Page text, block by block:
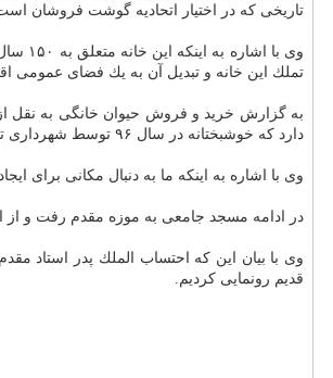
تاریخی كه در اختیار اتحادیه گوشت فروشان
وی
تملك این خانه و تبدیل آن به یك فضای عمومی
به گزارش خرید و فروش حیوان خانگی به نقل
دارد كه خوشبختانه در سال ۹۶ توسط شهرداری تملك شد.
وی با اشاره به اینكه ما به دنبال مكانی برای
در ادامه مسجد جامعی به موزه مقدم رفت و از
قدیم رونمایی كردیم.